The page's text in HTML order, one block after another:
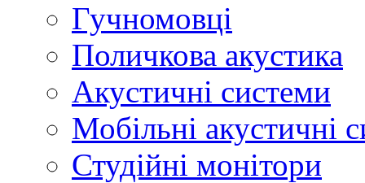
Гучномовці
Поличкова акустика
Акустичні системи
Мобільні акустичні
Студійні монітори